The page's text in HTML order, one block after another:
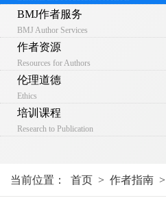
BMJ作者服务
BMJ Author Services
作者资源
Resources for Authors
伦理道德
Ethics
培训课程
Research to Publication
当前位置： 首页 > 作者指南 >